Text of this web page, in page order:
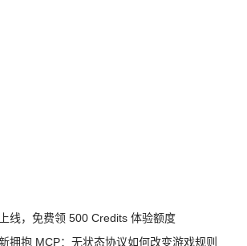
线，免费领 500 Credits 体验额度
拥抱 MCP：无状态协议如何改变游戏规则